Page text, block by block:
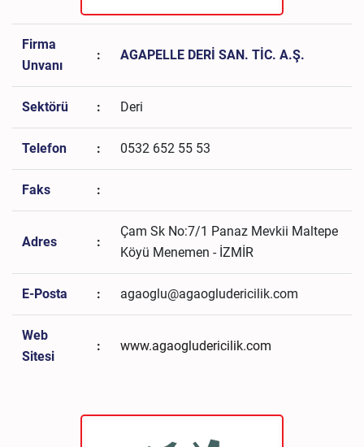
Firma
Unvanı
: AGAPELLE DERİ SAN. TİC. A.Ş.
Sektörü : Deri
Telefon : 0532 652 55 53
Faks :
Adres :
Çam Sk No:7/1 Panaz Mevkii Maltepe
Köyü Menemen - İZMİR
E-Posta : agaoglu@agaogludericilik.com
Web
Sitesi
: www.agaogludericilik.com